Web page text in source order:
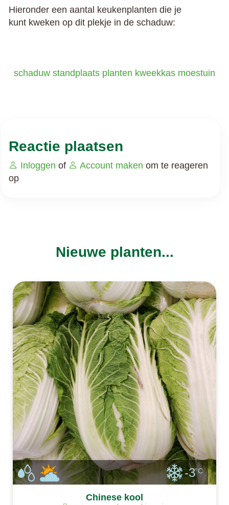
Hieronder een aantal keukenplanten die je
kunt kweken op dit plekje in de schaduw:
schaduw standplaats planten kweekkas moestuin
Reactie plaatsen
Inloggen of Account maken om te reageren
op
Nieuwe planten...
Chinese kool
-3°C